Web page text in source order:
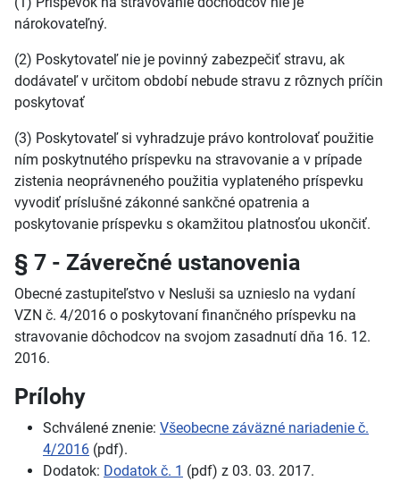
nárokovateľný.
(2) Poskytovateľ nie je povinný zabezpečiť stravu, ak
dodávateľ v určitom období nebude stravu z rôznych príčin
poskytovať
(3) Poskytovateľ si vyhradzuje právo kontrolovať použitie
ním poskytnutého príspevku na stravovanie a v prípade
zistenia neoprávneného použitia vyplateného príspevku
vyvodiť príslušné zákonné sankčné opatrenia a
poskytovanie príspevku s okamžitou platnosťou ukončiť.
§ 7 - Záverečné ustanovenia
Obecné zastupiteľstvo v Nesluši sa uznieslo na vydaní
VZN č. 4/2016 o poskytovaní finančného príspevku na
stravovanie dôchodcov na svojom zasadnutí dňa 16. 12.
2016.
Prílohy
Schválené znenie: Všeobecne záväzné nariadenie č.
4/2016 (pdf).
Dodatok: Dodatok č. 1 (pdf) z 03. 03. 2017.